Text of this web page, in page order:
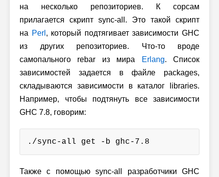
на несколько репозиториев. К сорсам
прилагается скрипт sync-all. Это такой скрипт
на Perl , который подтягивает зависимости GHC
из других репозиториев. Что-то вроде
самопального rebar из мира
Erlang. Список
зависимостей задается в файле packages,
складываются зависимости в каталог libraries.
Например, чтобы подтянуть все зависимости
GHC 7.8, говорим:
./sync-all get -b ghc-7.8
Также с помощью sync-all разработчики GHC